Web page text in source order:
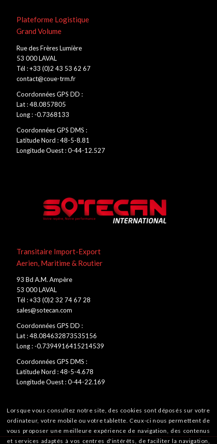
Plateforme Logistique
Grand Volume
Rue des Frères Lumière
53 000 LAVAL
Tél : +33 (0)2 43 53 62 67
contact@coue-trm.fr
Coordonnées GPS DD :
Lat : 48.0857805
Long : -0.7368133
Coordonnées GPS DMS :
Latitude Nord : 48-5-8.81
Longitude Ouest : 0-44-12.527
Transitaire Import-Export
Aerien, Maritime & Routier
93 Bd A.M. Ampère
53 000 LAVAL
Tél : +33 (0)2 32 74 67 28
sales@sotecan.com
Coordonnées GPS DD :
Lat : 48.084632873535156
Long : -0.7394916415214539
Coordonnées GPS DMS :
Latitude Nord : 48-5-4.678
Longitude Ouest : 0-44-22.169
Lorsque vous consultez notre site, des cookies sont déposés sur votre
ordinateur, votre mobile ou votre tablette. Ceux-ci nous permettent de
vous proposer une meilleure expérience de navigation, des contenus
et services adaptés à vos centres d'intérêts, de faciliter la navigation,